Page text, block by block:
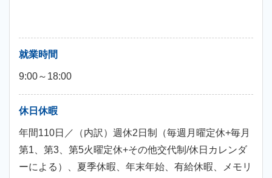
就業時間
9:00～18:00
休日休暇
年間110日／（内訳）週休2日制（毎週月曜定休+毎月
第1、第3、第5火曜定休+その他交代制/休日カレンダ
ーによる）、夏季休暇、年末年始、有給休暇、メモリ